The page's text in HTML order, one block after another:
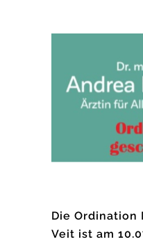
Die Ordination
Veit ist am